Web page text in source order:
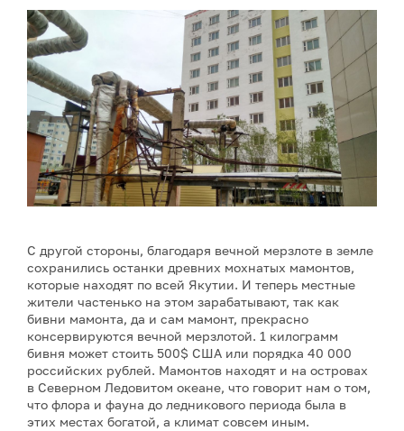
С другой стороны, благодаря вечной мерзлоте в земле
сохранились останки древних мохнатых мамонтов,
которые находят по всей Якутии. И теперь местные
жители частенько на этом зарабатывают, так как
бивни мамонта, да и сам мамонт, прекрасно
консервируются вечной мерзлотой. 1 килограмм
бивня может стоить 500$ США или порядка 40 000
российских рублей. Мамонтов находят и на островах
в Северном Ледовитом океане, что говорит нам о том,
что флора и фауна до ледникового периода была в
этих местах богатой, а климат совсем иным.